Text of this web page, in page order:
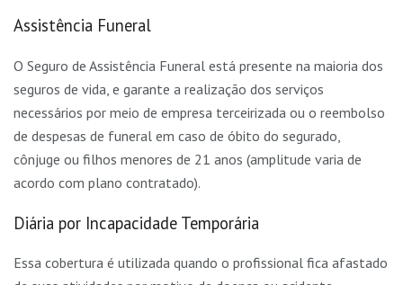
Assistência Funeral
O Seguro de Assistência Funeral está presente na maioria dos
seguros de vida, e garante a realização dos serviços
necessários por meio de empresa terceirizada ou o reembolso
de despesas de funeral em caso de óbito do segurado,
cônjuge ou filhos menores de 21 anos (amplitude varia de
acordo com plano contratado).
Diária por Incapacidade Temporária
Essa cobertura é utilizada quando o profissional fica afastado